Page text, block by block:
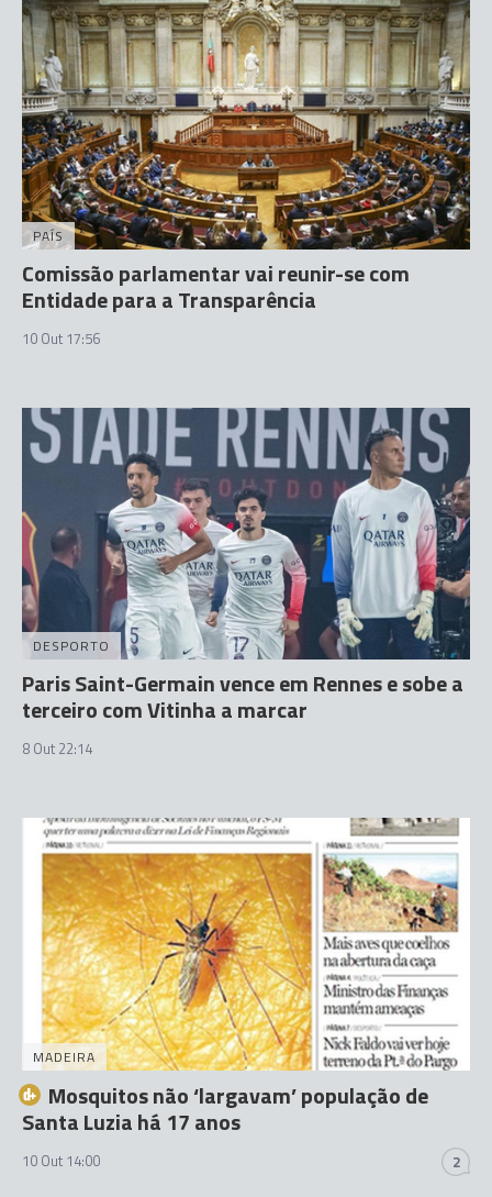
PAÍS
Comissão parlamentar vai reunir-se com
Entidade para a Transparência
10 Out 17:56
DESPORTO
Paris Saint-Germain vence em Rennes e sobe a
terceiro com Vitinha a marcar
8 Out 22:14
MADEIRA
Mosquitos não ‘largavam’ população de
Santa Luzia há 17 anos
10 Out 14:00 2